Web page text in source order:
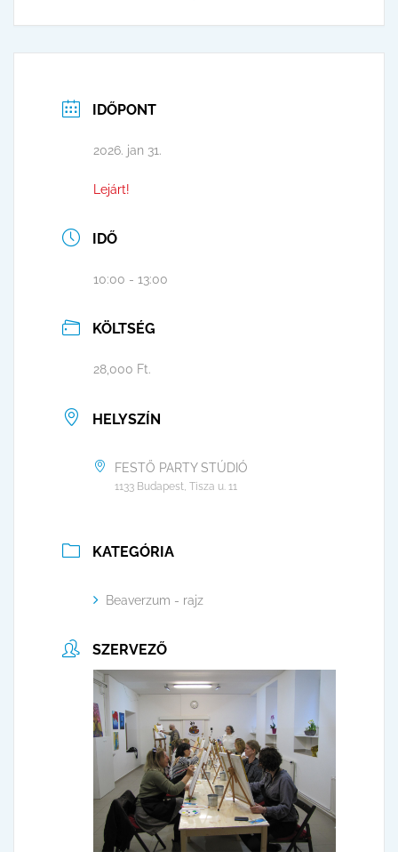
IDŐPONT
2026. jan 31.
Lejárt!
IDŐ
10:00 - 13:00
KÖLTSÉG
28,000 Ft.
HELYSZÍN
FESTŐ PARTY STÚDIÓ
1133 Budapest, Tisza u. 11
KATEGÓRIA
Beaverzum - rajz
SZERVEZŐ